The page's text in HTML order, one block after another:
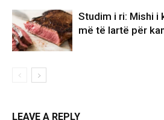
Studim i ri: Mishi i
më të lartë për
LEAVE A REPLY